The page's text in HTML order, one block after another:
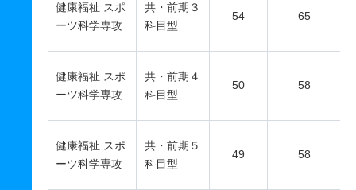
健康福祉 スポ
ーツ科学専攻
共・前期３
科目型
54 65
健康福祉 スポ
ーツ科学専攻
共・前期４
科目型
50 58
健康福祉 スポ
ーツ科学専攻
共・前期５
科目型
49 58